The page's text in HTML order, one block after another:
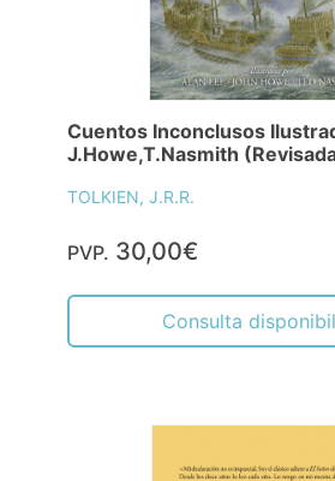
Cuentos Inconclusos
J.Howe,T.Nasmith
TOLKIEN, J.R.R.
PVP. 30,00€
Consulta